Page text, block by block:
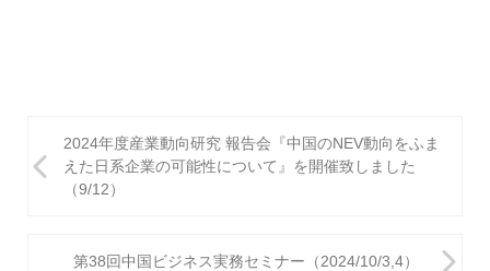
稿
2024年度産業動向研究 報告会『中国のNEV動向をふま
えた日系企業の可能性について』を開催致しました
（9/12）
第38回中国ビジネス実務セミナー（2024/10/3,4）